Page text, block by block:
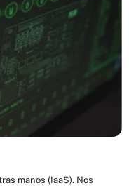
manos (IaaS). Nos